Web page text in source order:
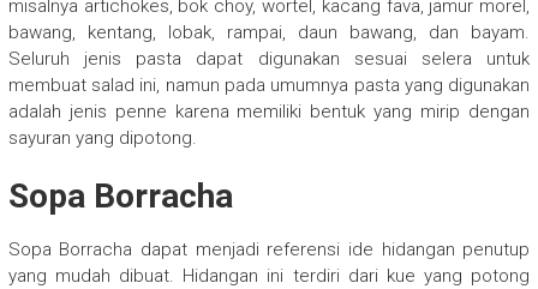
misalnya artichokes, bok choy, wortel, kacang fava, jamur morel,
bawang, kentang, lobak, rampai, daun bawang, dan bayam.
Seluruh jenis pasta dapat digunakan sesuai selera untuk
membuat salad ini, namun pada umumnya pasta yang digunakan
adalah jenis penne karena memiliki bentuk yang mirip dengan
sayuran yang dipotong.
Sopa Borracha
Sopa Borracha dapat menjadi referensi ide hidangan penutup
yang mudah dibuat. Hidangan ini terdiri dari kue yang potong